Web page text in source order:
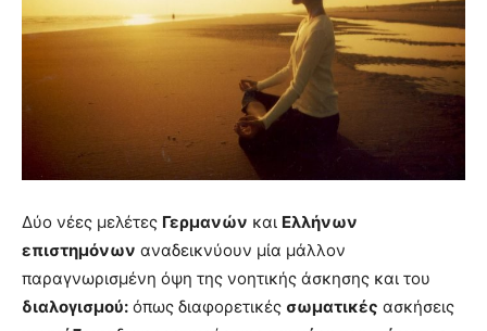
Δύο νέες μελέτες Γερμανών και Ελλήνων
επιστημόνων αναδεικνύουν μία μάλλον
παραγνωρισμένη όψη της νοητικής άσκησης και του
διαλογισμού: όπως διαφορετικές σωματικές ασκήσεις